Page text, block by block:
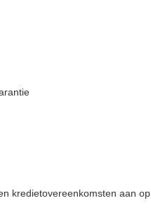
kredietovereenkomsten aan op